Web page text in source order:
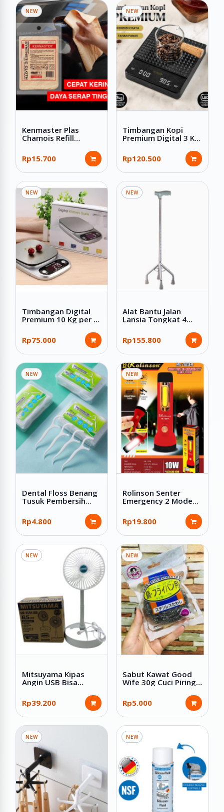
NEW
Kenmaster Plas
Chamois Refill
Serbaguna 43x32 cm
Rp15.700
NEW
Timbangan Kopi
Premium Digital 3 Kg
Pad Hitam
Rp120.500
NEW
Timbangan Digital
Premium 10 Kg per 1
Digital Kitchen Scale
Rp75.000
NEW
Alat Bantu Jalan
Lansia Tongkat 4
Premium
Rp155.800
NEW
Dental Floss Benang
Tusuk Pembersih
Rp4.800
NEW
Rolinson Senter
Emergency 2 Mode
Charge Kabel USB RL-
1234
Rp19.800
NEW
Mitsuyama Kipas
Angin USB Bisa
5544
Rp39.200
NEW
Sabut Kawat Good
Wife 30g Cuci Piring
Stainless Anti Karat
Rp5.000
NEW NEW